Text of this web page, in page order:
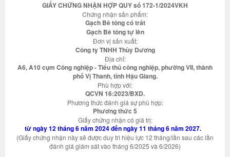
GIẤY CHỨNG NHẬN HỢP QUY số 172-1/2024VKH
Chứng nhận sản phẩm:
Gạch Bê tông có trát
Gạch Bê tông tự lèn
Đơn vị sản xuất:
Công ty TNHH Thùy Dương
Địa chỉ:
A6, A10 cụm Công nghiệp - Tiểu thủ công nghiệp, phường VII, thành
phố Vị Thanh, tỉnh Hậu Giang.
Phù hợp với:
QCVN 16:2023/BXD.
Phương thức đánh giá sự phù hợp:
Phương thức 5
Giấy chứng nhận có giá trị:
từ ngày 12 tháng 6 năm 2024 đến ngày 11 tháng 6 năm 2027.
(Giấy chứng nhận này sẽ được duy trì hiệu lực 12 tháng/lần sau các lần
đánh giá giám sát vào tháng 6/2025 và 6/2026)